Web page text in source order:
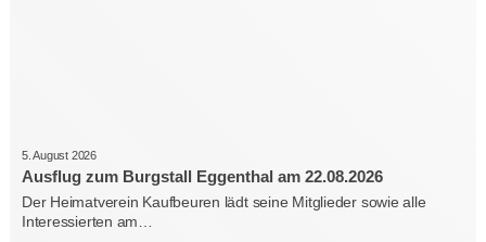
5. August 2026
Ausflug zum Burgstall Eggenthal am 22.08.2026
Der Heimatverein Kaufbeuren lädt seine Mitglieder sowie alle
Interessierten am…